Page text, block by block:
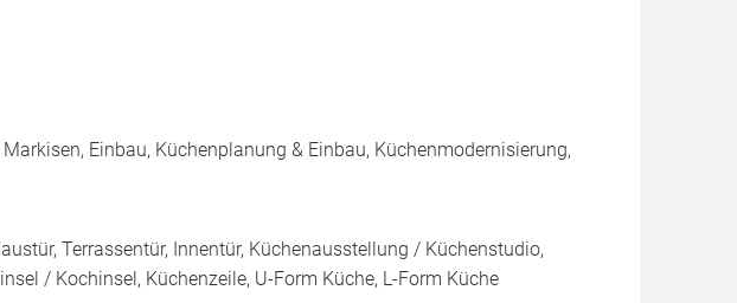
Einbau, Küchenplanung & Einbau, Küchenmodernisierung,
Terrassentür, Innentür, Küchenausstellung / Küchenstudio,
/ Kochinsel, Küchenzeile, U-Form Küche, L-Form Küche